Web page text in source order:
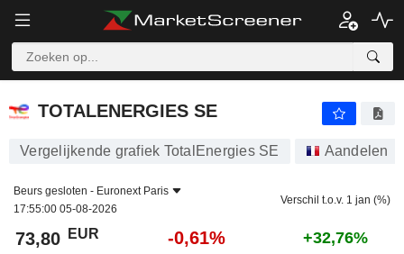
TOTALENERGIES SE
TOTALENERGIES SE
Vergelijkende grafiek TotalEnergies SE Aandelen
Beurs gesloten - Euronext Paris
17:55:00 05-08-2026
Verschil t.o.v. 1 jan (%)
73,80 EUR -0,61% +32,76%